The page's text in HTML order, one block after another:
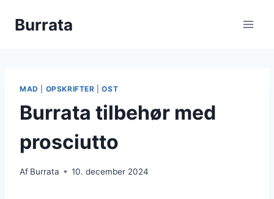
Burrata
MAD OPSKRIFTER |OST
Burrata tilbehør med
prosciutto
Af Burrata 10. december 2024